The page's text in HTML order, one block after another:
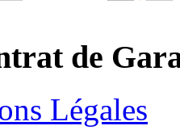
de
Légales